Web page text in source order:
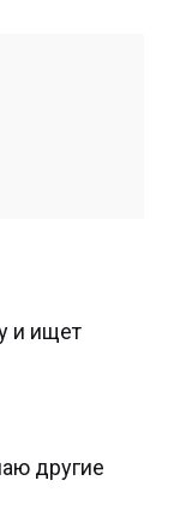
и ищет
другие